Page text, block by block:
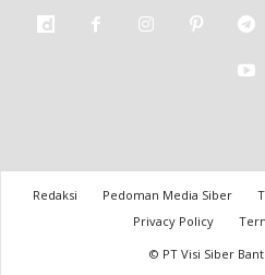
Redaksi Pedoman Media Siber
Privacy Policy
© PT Visi Siber